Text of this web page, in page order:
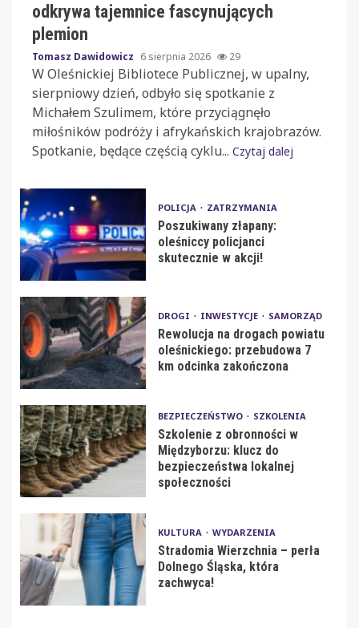
odkrywa tajemnice fascynujących
plemion
Tomasz Dawidowicz 6 sierpnia 2026 29
W Oleśnickiej Bibliotece Publicznej, w upalny,
sierpniowy dzień, odbyło się spotkanie z
Michałem Szulimem, które przyciągnęło
miłośników podróży i afrykańskich krajobrazów.
Spotkanie, będące częścią cyklu... Czytaj dalej
POLICJA ZATRZYMANIA
Poszukiwany złapany:
oleśniccy policjanci
skutecznie w akcji!
DROGI INWESTYCJE SAMORZĄD
Rewolucja na drogach powiatu
oleśnickiego: przebudowa 7
km odcinka zakończona
BEZPIECZEŃSTWO SZKOLENIA
Szkolenie z obronności w
Międzyborzu: klucz do
bezpieczeństwa lokalnej
społeczności
KULTURA WYDARZENIA
Stradomia Wierzchnia – perła
Dolnego Śląska, która
zachwyca!